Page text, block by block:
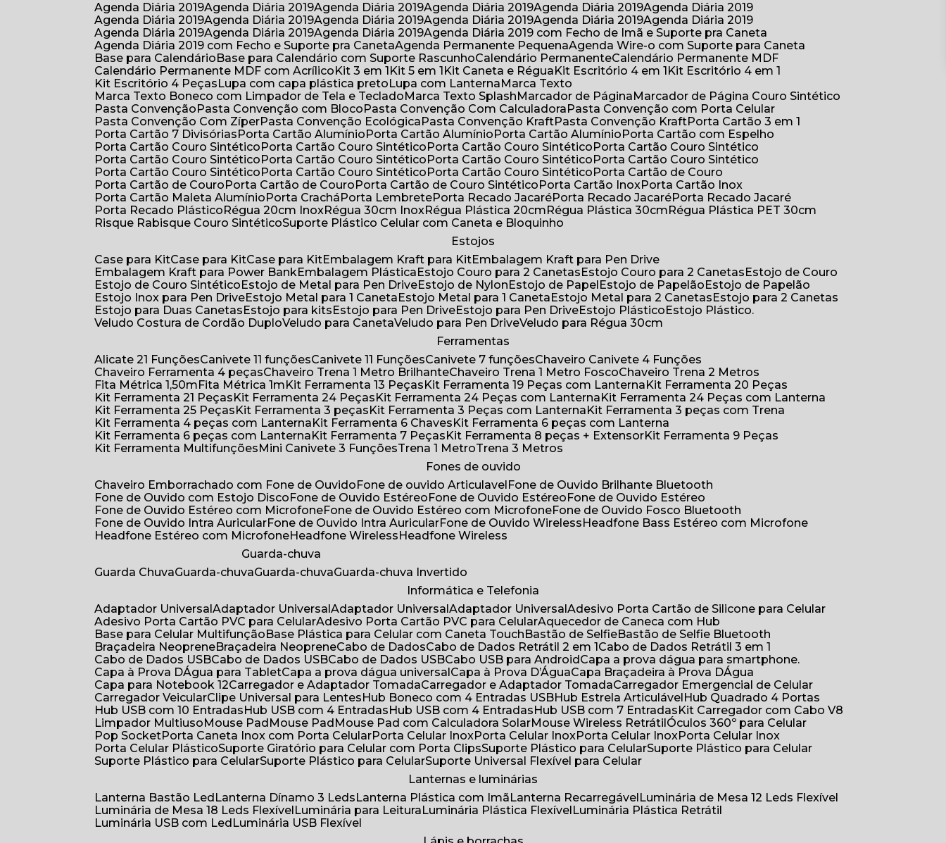
Agenda Diária 2019
Agenda Diária 2019 Agenda Diária 2019 Agenda Diária 2019 Agenda Diária 2019
Agenda Diária 2019
Agenda Diária 2019
Agenda Diária 2019 Agenda Diária 2019 Agenda Diária 2019 Agenda Diária 2019
Agenda Diária 2019
Agenda Diária 2019
Agenda Diária 2019 Agenda Diária 2019
Agenda Diária 2019 com Fecho de Imã e Suporte pra Caneta
Agenda Diária 2019 com Fecho e Suporte pra Caneta
Agenda Permanente Pequena
Agenda Wire-o com Suporte para Caneta
Base para Calendário
Base para Calendário com Suporte Rascunho Calendário Permanente
Calendário Permanente MDF
Calendário Permanente MDF com Acrílico
Kit 3 em 1 Kit 5 em 1 Kit Caneta e Régua Kit Escritório 4 em 1
Kit Escritório 4 em 1
Kit Escritório 4 Peças
Lupa com capa plástica preto Lupa com Lanterna
Marca Texto
Marca Texto Boneco com Limpador de Tela e Teclado
Marca Texto Splash Marcador de Página
Marcador de Página Couro Sintético
Pasta Convenção
Pasta Convenção com Bloco Pasta Convenção Com Calculadora
Pasta Convenção com Porta Celular
Pasta Convenção Com Zíper
Pasta Convenção Ecológica Pasta Convenção Kraft Pasta Convenção Kraft
Porta Cartão 3 em 1
Porta Cartão 7 Divisórias
Porta Cartão Alumínio Porta Cartão Alumínio Porta Cartão Alumínio
Porta Cartão com Espelho
Porta Cartão Couro Sintético
Porta Cartão Couro Sintético Porta Cartão Couro Sintético
Porta Cartão Couro Sintético
Porta Cartão Couro Sintético
Porta Cartão Couro Sintético Porta Cartão Couro Sintético
Porta Cartão Couro Sintético
Porta Cartão Couro Sintético
Porta Cartão Couro Sintético Porta Cartão Couro Sintético
Porta Cartão de Couro
Porta Cartão de Couro
Porta Cartão de Couro Porta Cartão de Couro Sintético Porta Cartão Inox
Porta Cartão Inox
Porta Cartão Maleta Alumínio
Porta Crachá Porta Lembrete Porta Recado Jacaré Porta Recado Jacaré
Porta Recado Jacaré
Porta Recado Plástico
Régua 20cm Inox Régua 30cm Inox Régua Plástica 20cm Régua Plástica 30cm
Régua Plástica PET 30cm
Risque Rabisque Couro Sintético
Suporte Plástico Celular com Caneta e Bloquinho
Estojos
Case para Kit
Case para Kit Case para Kit Embalagem Kraft para Kit
Embalagem Kraft para Pen Drive
Embalagem Kraft para Power Bank
Embalagem Plástica Estojo Couro para 2 Canetas Estojo Couro para 2 Canetas
Estojo de Couro
Estojo de Couro Sintético
Estojo de Metal para Pen Drive Estojo de Nylon Estojo de Papel Estojo de Papelão
Estojo de Papelão
Estojo Inox para Pen Drive
Estojo Metal para 1 Caneta Estojo Metal para 1 Caneta Estojo Metal para 2 Canetas
Estojo para 2 Canetas
Estojo para Duas Canetas
Estojo para kits Estojo para Pen Drive Estojo para Pen Drive Estojo Plástico
Estojo Plástico.
Veludo Costura de Cordão Duplo Veludo para Caneta Veludo para Pen Drive Veludo para Régua 30cm
Ferramentas
Alicate 21 Funções
Canivete 11 funções Canivete 11 Funções Canivete 7 funções
Chaveiro Canivete 4 Funções
Chaveiro Ferramenta 4 peças
Chaveiro Trena 1 Metro Brilhante Chaveiro Trena 1 Metro Fosco
Chaveiro Trena 2 Metros
Fita Métrica 1,50m
Fita Métrica 1m Kit Ferramenta 13 Peças Kit Ferramenta 19 Peças com Lanterna
Kit Ferramenta 20 Peças
Kit Ferramenta 21 Peças
Kit Ferramenta 24 Peças Kit Ferramenta 24 Peças com Lanterna
Kit Ferramenta 24 Peças com Lanterna
Kit Ferramenta 25 Peças
Kit Ferramenta 3 peças Kit Ferramenta 3 Peças com Lanterna
Kit Ferramenta 3 peças com Trena
Kit Ferramenta 4 peças com Lanterna
Kit Ferramenta 6 Chaves
Kit Ferramenta 6 peças com Lanterna
Kit Ferramenta 6 peças com Lanterna
Kit Ferramenta 7 Peças Kit Ferramenta 8 peças + Extensor
Kit Ferramenta 9 Peças
Kit Ferramenta Multifunções
Mini Canivete 3 Funções Trena 1 Metro
Trena 3 Metros
Fones de ouvido
Chaveiro Emborrachado com Fone de Ouvido
Fone de ouvido Articulavel
Fone de Ouvido Brilhante Bluetooth
Fone de Ouvido com Estojo Disco
Fone de Ouvido Estéreo Fone de Ouvido Estéreo
Fone de Ouvido Estéreo
Fone de Ouvido Estéreo com Microfone Fone de Ouvido Estéreo com Microfone Fone de Ouvido Fosco Bluetooth
Fone de Ouvido Intra Auricular Fone de Ouvido Intra Auricular Fone de Ouvido Wireless
Headfone Bass Estéreo com Microfone
Headfone Estéreo com Microfone
Headfone Wireless
Headfone Wireless
Guarda-chuva
Guarda Chuva
Guarda-chuva Guarda-chuva
Guarda-chuva Invertido
Informática e Telefonia
Adaptador Universal
Adaptador Universal Adaptador Universal Adaptador Universal
Adesivo Porta Cartão de Silicone para Celular
Adesivo Porta Cartão PVC para Celular
Adesivo Porta Cartão PVC para Celular
Aquecedor de Caneca com Hub
Base para Celular Multifunção
Base Plástica para Celular com Caneta Touch Bastão de Selfie
Bastão de Selfie Bluetooth
Braçadeira Neoprene
Braçadeira Neoprene Cabo de Dados Cabo de Dados Retrátil 2 em 1
Cabo de Dados Retrátil 3 em 1
Cabo de Dados USB
Cabo de Dados USB Cabo de Dados USB Cabo USB para Android
Capa a prova dágua para smartphone.
Capa à Prova DÁgua para Tablet
Capa a prova dágua universal Capa à Prova D’Água
Capa Braçadeira à Prova DÁgua
Capa para Notebook 12
Carregador e Adaptador Tomada Carregador e Adaptador Tomada
Carregador Emergencial de Celular
Carregador Veicular
Clipe Universal para Lentes Hub Boneco com 4 Entradas USB Hub Estrela Articulável
Hub Quadrado 4 Portas
Hub USB com 10 Entradas
Hub USB com 4 Entradas Hub USB com 4 Entradas Hub USB com 7 Entradas
Kit Carregador com Cabo V8
Limpador Multiuso
Mouse Pad Mouse Pad Mouse Pad com Calculadora Solar Mouse Wireless Retrátil
Óculos 360º para Celular
Pop Socket
Porta Caneta Inox com Porta Celular Porta Celular Inox Porta Celular Inox Porta Celular Inox
Porta Celular Inox
Porta Celular Plástico
Suporte Giratório para Celular com Porta Clips Suporte Plástico para Celular Suporte Plástico para Celular
Suporte Plástico para Celular Suporte Plástico para Celular Suporte Universal Flexível para Celular
Lanternas e luminárias
Lanterna Bastão Led
Lanterna Dínamo 3 Leds Lanterna Plástica com Imã Lanterna Recarregável
Luminária de Mesa 12 Leds Flexível
Luminária de Mesa 18 Leds Flexível
Luminária para Leitura Luminária Plástica Flexível
Luminária Plástica Retrátil
Luminária USB com Led
Luminária USB Flexível